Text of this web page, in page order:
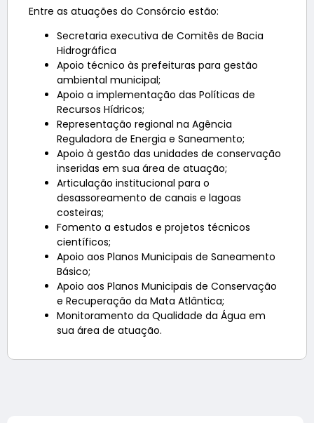
Entre as atuações do Consórcio estão:
Secretaria executiva de Comitês de Bacia
Hidrográfica
Apoio técnico às prefeituras para gestão
ambiental municipal;
Apoio a implementação das Políticas de
Recursos Hídricos;
Representação regional na Agência
Reguladora de Energia e Saneamento;
Apoio à gestão das unidades de conservação
inseridas em sua área de atuação;
Articulação institucional para o
desassoreamento de canais e lagoas
costeiras;
Fomento a estudos e projetos técnicos
científicos;
Apoio aos Planos Municipais de Saneamento
Básico;
Apoio aos Planos Municipais de Conservação
e Recuperação da Mata Atlântica;
Monitoramento da Qualidade da Água em
sua área de atuação.